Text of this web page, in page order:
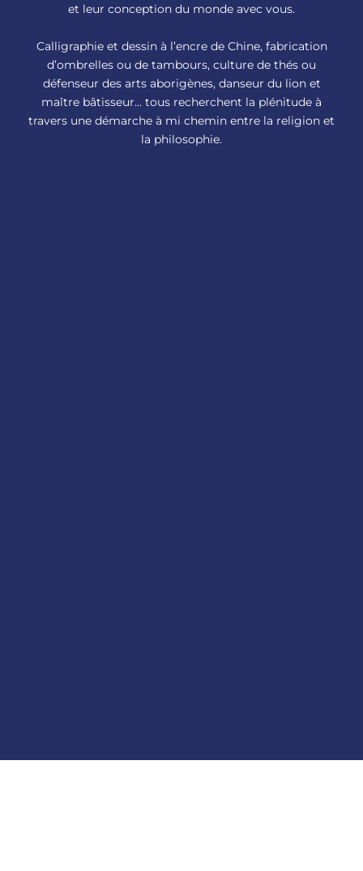
et leur conception du monde avec vous.
Calligraphie et dessin à l’encre de Chine, fabrication
d’ombrelles ou de tambours, culture de thés ou
défenseur des arts aborigènes, danseur du lion et
maître bâtisseur… tous recherchent la plénitude à
travers une démarche à mi chemin entre la religion et
la philosophie.